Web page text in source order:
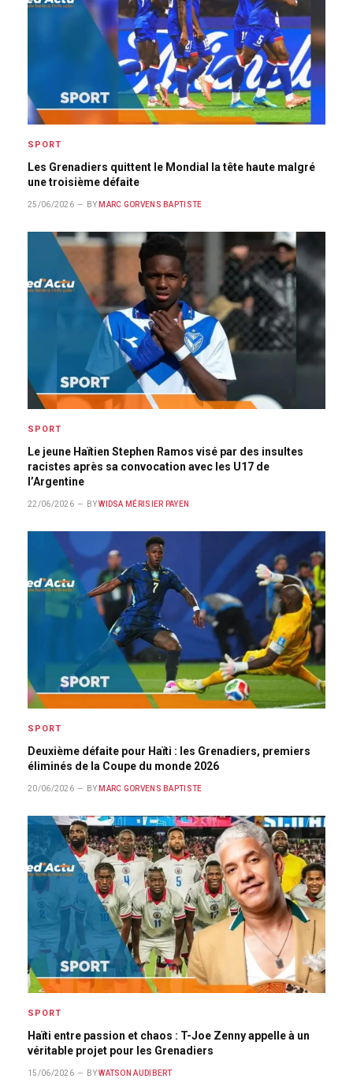
SPORT
Les Grenadiers quittent le Mondial la tête haute malgré
une troisième défaite
25/06/2026 BY MARC GORVENS BAPTISTE
SPORT
Le jeune Haïtien Stephen Ramos visé par des insultes
racistes après sa convocation avec les U17 de
l’Argentine
22/06/2026 BY WIDSA MÉRISIER PAYEN
SPORT
Deuxième défaite pour Haïti : les Grenadiers, premiers
éliminés de la Coupe du monde 2026
20/06/2026 BY MARC GORVENS BAPTISTE
SPORT
Haïti entre passion et chaos : T-Joe Zenny appelle à un
véritable projet pour les Grenadiers
15/06/2026 BY WATSON AUDIBERT